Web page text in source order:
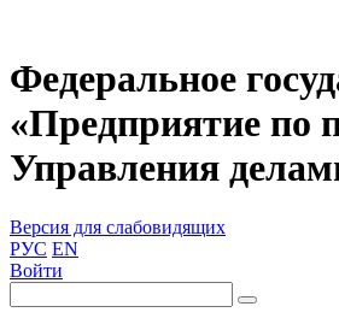
Федеральное
«Предприятие по
Управления
Версия для слабовидящих
РУС EN
Войти